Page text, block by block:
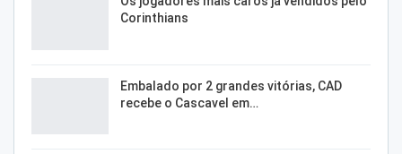
Corinthians
Embalado por 2 grandes vitórias, CAD
recebe o Cascavel em…